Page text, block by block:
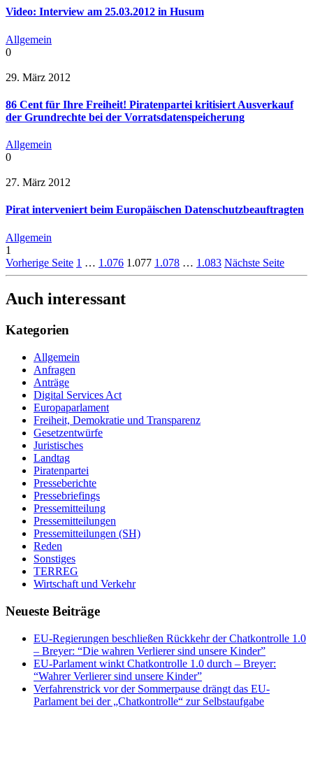
Video: Interview am 25.03.2012 in Husum
Allgemein
0
29. März 2012
86 Cent für Ihre Freiheit! Piratenpartei kritisiert Ausverkauf
der Grundrechte bei der Vorratsdatenspeicherung
Allgemein
0
27. März 2012
Pirat interveniert beim Europäischen Datenschutzbeauftragten
Allgemein
1
Vorherige Seite 1 … 1.076 1.077 1.078 … 1.083 Nächste Seite
Auch interessant
Kategorien
Allgemein
Anfragen
Anträge
Digital Services Act
Europaparlament
Freiheit, Demokratie und Transparenz
Gesetzentwürfe
Juristisches
Landtag
Piratenpartei
Presseberichte
Pressebriefings
Pressemitteilung
Pressemitteilungen
Pressemitteilungen (SH)
Reden
Sonstiges
TERREG
Wirtschaft und Verkehr
Neueste Beiträge
EU-Regierungen beschließen Rückkehr der Chatkontrolle 1.0
– Breyer: “Die wahren Verlierer sind unsere Kinder”
EU-Parlament winkt Chatkontrolle 1.0 durch – Breyer:
“Wahrer Verlierer sind unsere Kinder”
Verfahrenstrick vor der Sommerpause drängt das EU-
Parlament bei der „Chatkontrolle“ zur Selbstaufgabe